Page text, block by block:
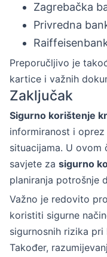
Zagrebačka
Privredna
Preporučljivo je
kartice i važnih
Zaključak
Sigurno korištenje
informiranost i
situacijama. U ovom
savjete za sigurno
planiranja potrošnje
Važno je redovito
koristiti sigurne
sigurnosnih rizika
Također,